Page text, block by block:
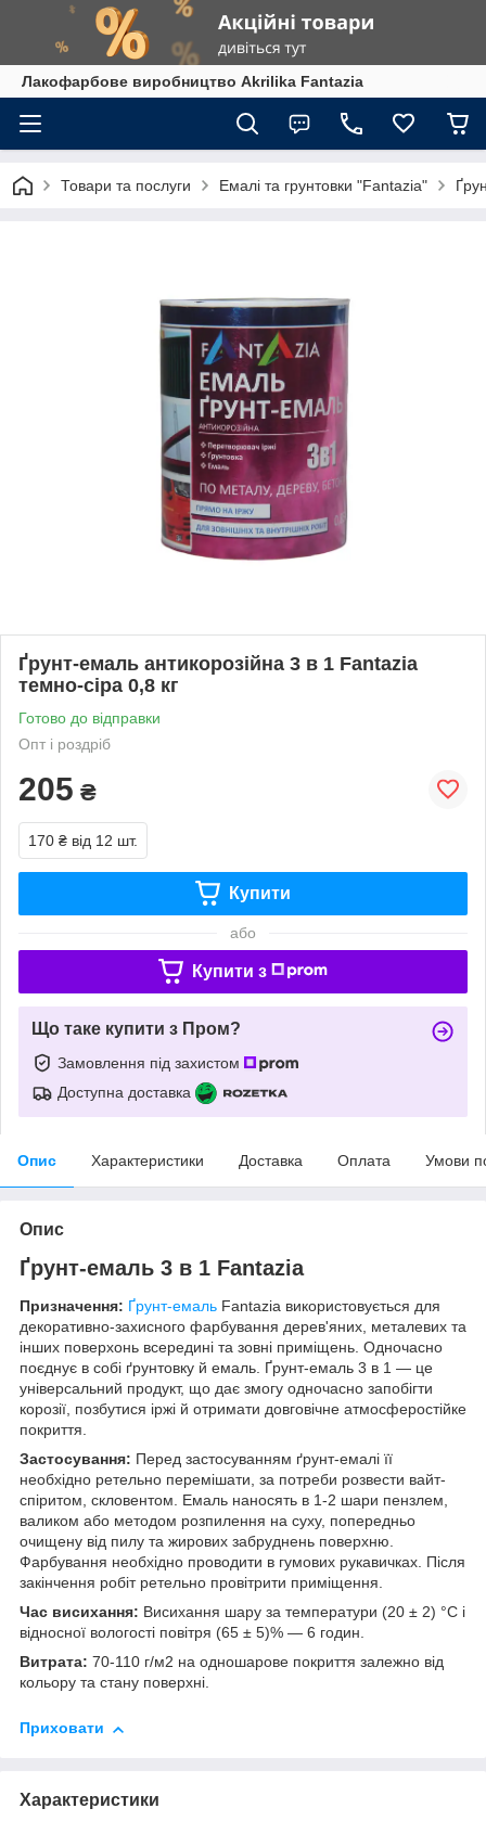
Лакофарбове виробництво Akrilika Fantazia
Товари та послуги Емалі та грунтовки "Fantazia"
Ґрунт-емаль антикорозійна 3 в 1 Fantazia
темно-сіра 0,8 кг
Готово до відправки
Опт і роздріб
205 ₴
170 ₴ від 12 шт.
Купити
або
Купити з
Що таке купити з Пром?
Замовлення під захистом
Доступна доставка
Опис Характеристики Доставка Оплата Умови
Опис
Ґрунт-емаль 3 в 1 Fantazia
Призначення: Ґрунт-емаль Fantazia використовується для
декоративно-захисного фарбування дерев'яних, металевих та
інших поверхонь всередині та зовні приміщень. Одночасно
поєднує в собі ґрунтовку й емаль. Ґрунт-емаль 3 в 1 — це
універсальний продукт, що дає змогу одночасно запобігти
корозії, позбутися іржі й отримати довговічне атмосферостійке
покриття.
Застосування: Перед застосуванням ґрунт-емалі її
необхідно ретельно перемішати, за потреби розвести вайт-
спіритом, скловентом. Емаль наносять в 1-2 шари пензлем,
валиком або методом розпилення на суху, попередньо
очищену від пилу та жирових забруднень поверхню.
Фарбування необхідно проводити в гумових рукавичках. Після
закінчення робіт ретельно провітрити приміщення.
Час висихання: Висихання шару за температури (20 ± 2) °C і
відносної вологості повітря (65 ± 5)% — 6 годин.
Витрата: 70-110 г/м2 на одношарове покриття залежно від
кольору та стану поверхні.
Приховати
Характеристики